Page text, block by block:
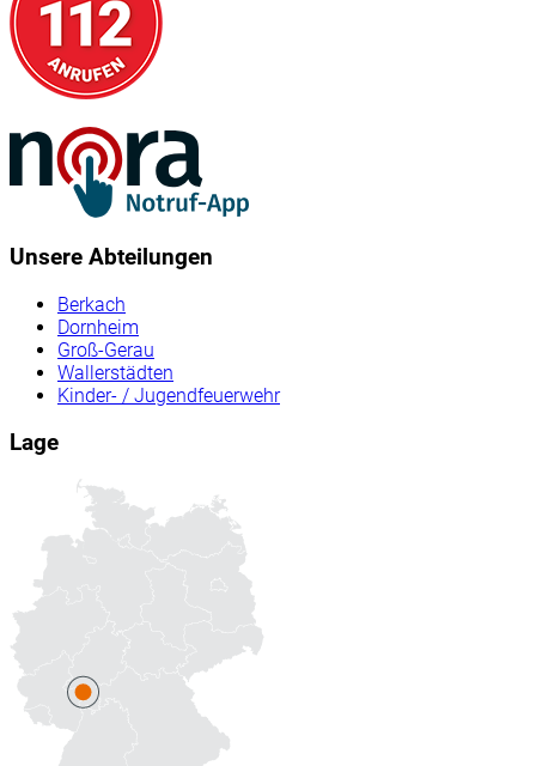
Unsere Abteilungen
Berkach
Dornheim
Groß-Gerau
Wallerstädten
Kinder- / Jugendfeuerwehr
Lage